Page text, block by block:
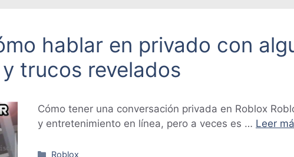
hablar en privado con
trucos revelados
Cómo tener una conversación privada en Roblox
y entretenimiento en línea, pero a veces es … Leer
Categorías
Roblox